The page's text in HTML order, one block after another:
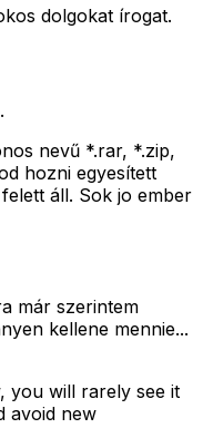
dolgokat írogat.
nevű *.rar, *.zip,
hozni egyesített
áll. Sok jo ember
már szerintem
kellene mennie...
you will rarely see it
avoid new